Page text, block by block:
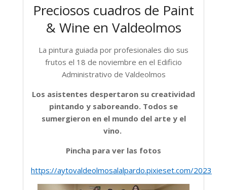
Preciosos cuadros de Paint
& Wine en Valdeolmos
La pintura guiada por profesionales dio sus
frutos el 18 de noviembre en el Edificio
Administrativo de Valdeolmos
Los asistentes despertaron su creatividad
pintando y saboreando. Todos se
sumergieron en el mundo del arte y el
vino.
Pincha para ver las fotos
https://aytovaldeolmosalalpardo.pixieset.com/